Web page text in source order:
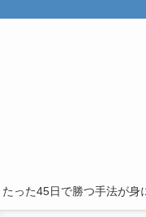
った45日で勝つ手法が身